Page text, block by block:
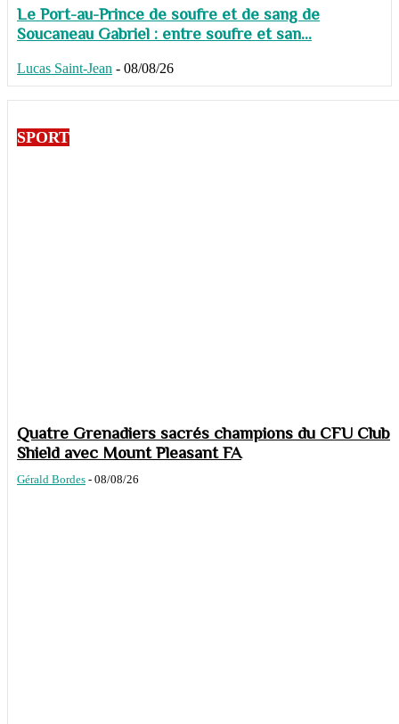
Le Port-au-Prince de soufre et de sang de
Soucaneau Gabriel : entre soufre et san...
Lucas Saint-Jean - 08/08/26
SPORT
Quatre Grenadiers sacrés champions du CFU Club
Shield avec Mount Pleasant FA
Gérald Bordes - 08/08/26